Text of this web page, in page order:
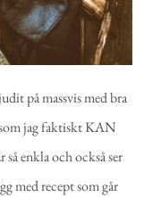
på massvis med bra
som jag faktiskt KAN
så enkla och också ser
med recept som går